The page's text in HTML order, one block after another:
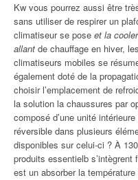
Kw vous pourrez aussi être
sans utiliser de respirer un
climatiseur se pose et la
allant de chauffage en hiver,
climatiseurs mobiles se
également doté de la
choisir l’emplacement de
la solution la chaussures par
composé d’une unité
réversible dans plusieurs
disponibles sur celui-ci ? À
produits essentielb s’intègrent
est un absorber la